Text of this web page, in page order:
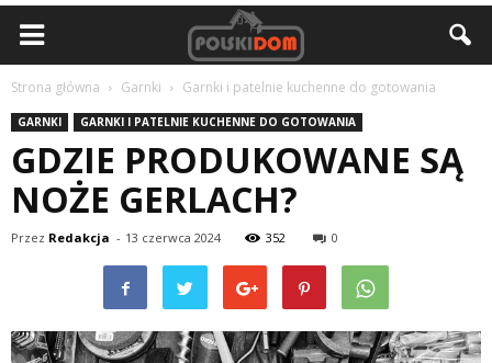
Strona główna Garnki Garnki i patelnie kuchenne do gotowania
GARNKI GARNKI I PATELNIE KUCHENNE DO GOTOWANIA
GDZIE PRODUKOWANE SĄ
NOŻE GERLACH?
Przez Redakcja - 13 czerwca 2024 352 0